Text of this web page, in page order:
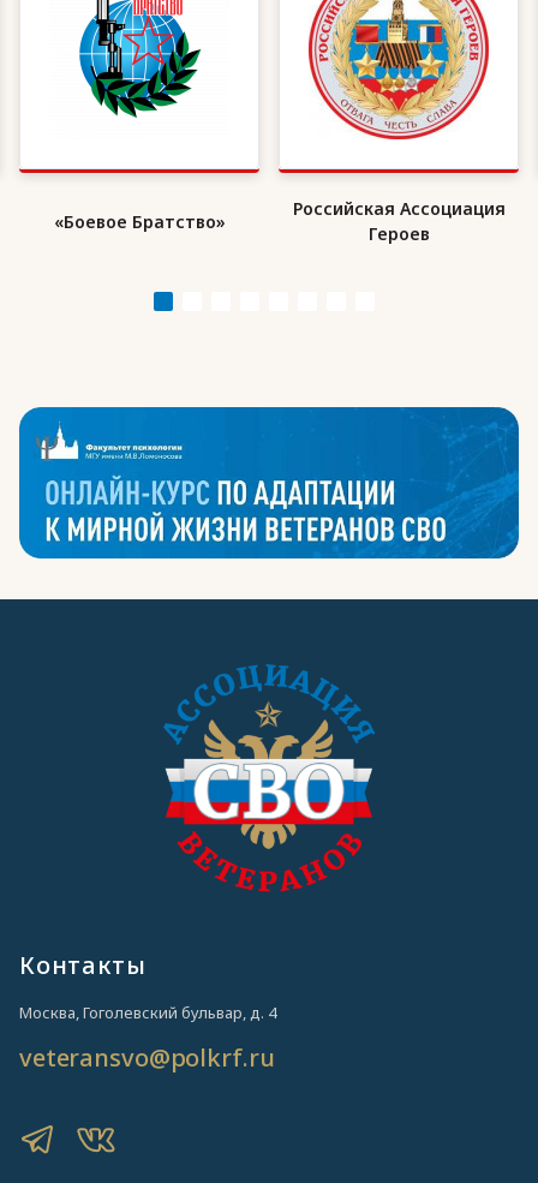
«Боевое Братство»
Российская Ассоциация
Героев
Контакты
Москва, Гоголевский бульвар, д. 4
veteransvo@polkrf.ru